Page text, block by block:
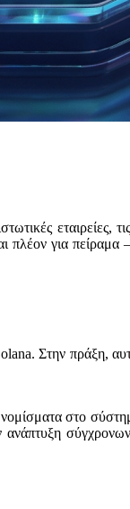
εταιρείες,
για πείραμα –
Στην πράξη,
στο